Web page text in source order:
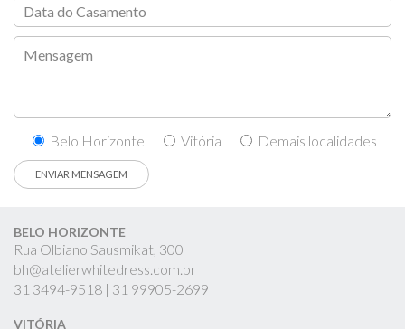
Belo Horizonte Vitória Demais localidades
BELO HORIZONTE
Rua Olbiano Sausmikat, 300
bh@atelierwhitedress.com.br
31 3494-9518 | 31 99905-2699
VITÓRIA